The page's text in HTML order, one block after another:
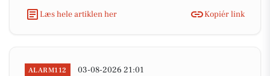
Læs hele artiklen her
Kopiér link
ALARM112 03-08-2026 21:01